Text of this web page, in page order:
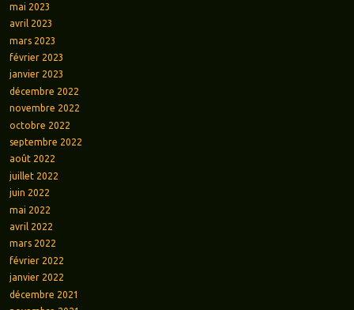
mai 2023
avril 2023
mars 2023
février 2023
janvier 2023
décembre 2022
novembre 2022
octobre 2022
septembre 2022
août 2022
juillet 2022
juin 2022
mai 2022
avril 2022
mars 2022
février 2022
janvier 2022
décembre 2021